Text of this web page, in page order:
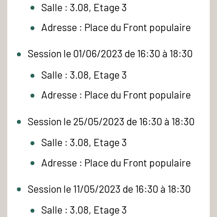
Salle : 3.08, Etage 3
Adresse : Place du Front populaire
Session le 01/06/2023 de 16:30 à 18:30
Salle : 3.08, Etage 3
Adresse : Place du Front populaire
Session le 25/05/2023 de 16:30 à 18:30
Salle : 3.08, Etage 3
Adresse : Place du Front populaire
Session le 11/05/2023 de 16:30 à 18:30
Salle : 3.08, Etage 3